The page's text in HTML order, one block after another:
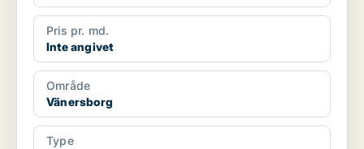
Pris pr. md.
Inte angivet
Område
Vänersborg
Type